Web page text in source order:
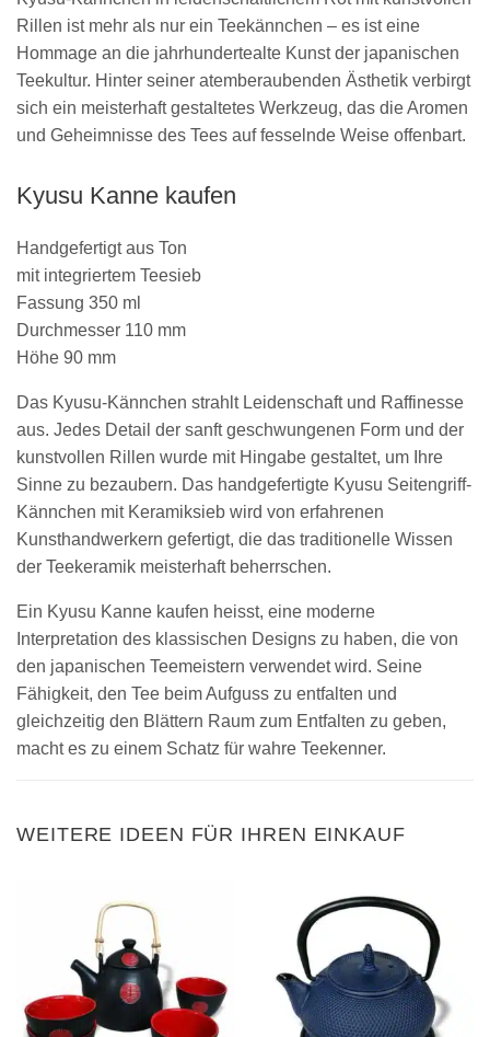
Rillen ist mehr als nur ein Teekännchen – es ist eine
Hommage an die jahrhundertealte Kunst der japanischen
Teekultur. Hinter seiner atemberaubenden Ästhetik verbirgt
sich ein meisterhaft gestaltetes Werkzeug, das die Aromen
und Geheimnisse des Tees auf fesselnde Weise offenbart.
Kyusu Kanne kaufen
Handgefertigt aus Ton
mit integriertem Teesieb
Fassung 350 ml
Durchmesser 110 mm
Höhe 90 mm
Das Kyusu-Kännchen strahlt Leidenschaft und Raffinesse
aus. Jedes Detail der sanft geschwungenen Form und der
kunstvollen Rillen wurde mit Hingabe gestaltet, um Ihre
Sinne zu bezaubern. Das handgefertigte Kyusu Seitengriff-
Kännchen mit Keramiksieb wird von erfahrenen
Kunsthandwerkern gefertigt, die das traditionelle Wissen
der Teekeramik meisterhaft beherrschen.
Ein Kyusu Kanne kaufen heisst, eine moderne
Interpretation des klassischen Designs zu haben, die von
den japanischen Teemeistern verwendet wird. Seine
Fähigkeit, den Tee beim Aufguss zu entfalten und
gleichzeitig den Blättern Raum zum Entfalten zu geben,
macht es zu einem Schatz für wahre Teekenner.
WEITERE IDEEN FÜR IHREN EINKAUF